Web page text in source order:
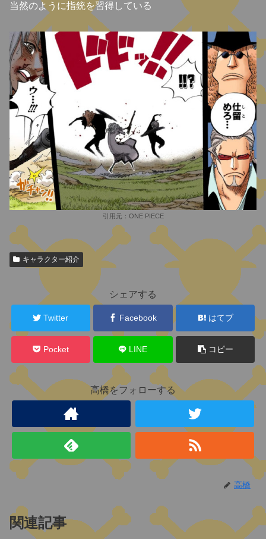
当然のように指銃を習得している
引用元：ONE PIECE
関
ャ
タ
)
界
政
府
五
キャラクター紹介
シェアする
Twitter Facebook はてブ
Pocket LINE コピー
高橋をフォローする
高橋
関連記事